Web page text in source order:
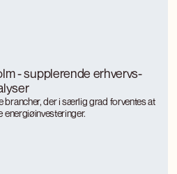
- supplerende erhvervs-
brancher, der i særlig grad forventes at
energiøinvesteringer.